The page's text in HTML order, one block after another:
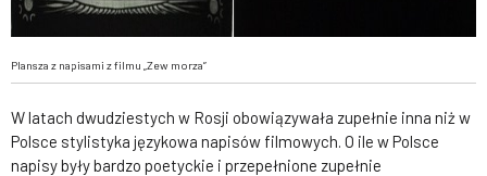
Plansza z napisami z filmu „Zew morza”
W latach dwudziestych w Rosji obowiązywała zupełnie inna niż w
Polsce stylistyka językowa napisów filmowych. O ile w Polsce
napisy były bardzo poetyckie i przepełnione zupełnie